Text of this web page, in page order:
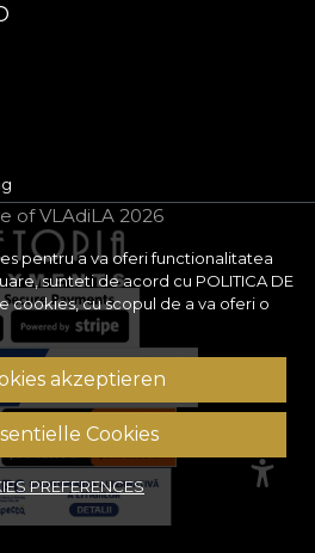
pentru a va oferi functionalitatea
sunteti de acord cu POLITICA DE
cookies, cu scopul de a va oferi o
akzeptieren
Cookies
PREFERENCES
of VLAdiLA 2026